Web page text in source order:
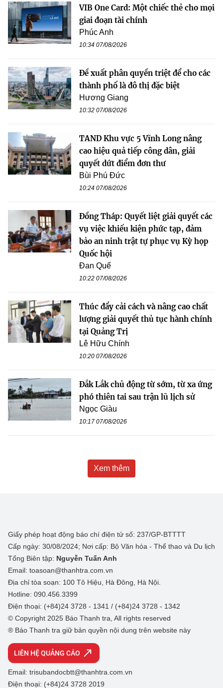
VIB One Card: Một chiếc thẻ cho mọi
giai đoạn tài chính
Phúc Anh
10:34 07/08/2026
Đề xuất phân quyền triệt để cho các
thành phố là đô thị đặc biệt
Hương Giang
10:32 07/08/2026
TAND Khu vực 5 Vĩnh Long nâng
cao hiệu quả tiếp công dân, giải
quyết dứt điểm đơn thư
Bùi Phú Đức
10:24 07/08/2026
Đồng Tháp: Quyết liệt giải quyết các
vụ việc khiếu kiện phức tạp, đảm
bảo an ninh trật tự phục vụ Kỳ họp
Quốc hội
Đan Quế
10:22 07/08/2026
Thúc đẩy cải cách và nâng cao chất
lượng giải quyết thủ tục hành chính
tại Quảng Trị
Lê Hữu Chính
10:20 07/08/2026
Đắk Lắk chủ động từ sớm, từ xa ứng
phó thiên tai sau trận lũ lịch sử
Ngọc Giàu
10:17 07/08/2026
Xem thêm
Giấy phép hoạt động báo chí điện tử số: 237/GP-BTTTT
Cấp ngày: 30/08/2024; Nơi cấp: Bộ Văn hóa - Thể thao và Du lịch
Tổng Biên tập: Nguyễn Tuấn Anh
Email: toasoan@thanhtra.com.vn
Địa chỉ tòa soạn: 100 Tô Hiệu, Hà Đông, Hà Nội.
Hotline: 090.456.3399
Điện thoại: (+84)24 3728 - 1341 / (+84)24 3728 - 1342
© Copyright 2025 Báo Thanh tra, All rights reserved
® Báo Thanh tra giữ bản quyền nội dung trên website này
LIÊN HỆ QUẢNG CÁO
Email: trisubandocbtt@thanhtra.com.vn
Điện thoại: (+84)24 3728 2019